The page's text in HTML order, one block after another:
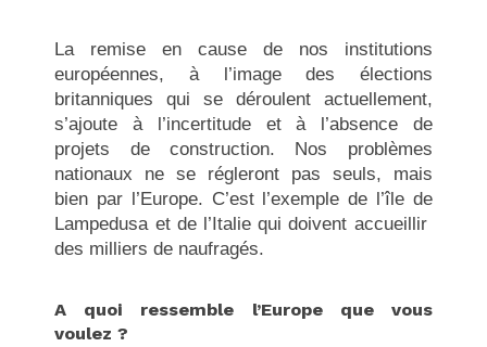
La remise en cause de nos institutions
européennes, à l’image des élections
britanniques qui se déroulent actuellement,
s’ajoute à l’incertitude et à l’absence de
projets de construction. Nos problèmes
nationaux ne se régleront pas seuls, mais
bien par l’Europe. C’est l’exemple de l’île de
Lampedusa et de l’Italie qui doivent accueillir
des milliers de naufragés.
A quoi ressemble l’Europe que vous
voulez ?